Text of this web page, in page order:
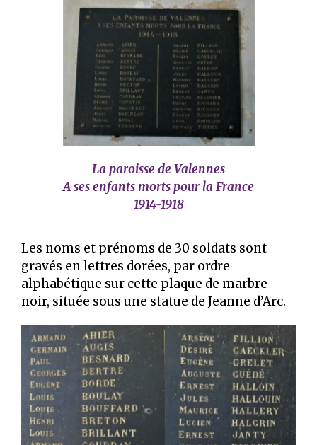
La paroisse de Valennes
A ses enfants morts pour la France
1914-1918
Les noms et prénoms de 30 soldats sont
gravés en lettres dorées, par ordre
alphabétique sur cette plaque de marbre
noir, située sous une statue de Jeanne d’Arc.